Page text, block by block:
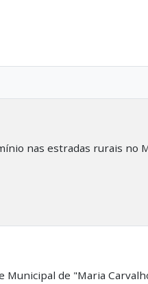
nas estradas rurais no
Municipal de "Maria